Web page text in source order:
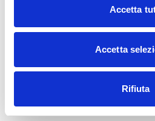
Accetta
Accetta
Rifiuta